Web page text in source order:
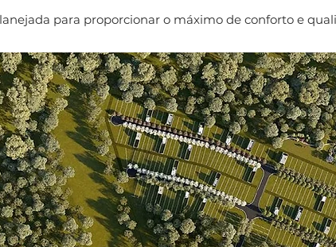
para proporcionar o máximo de conforto e